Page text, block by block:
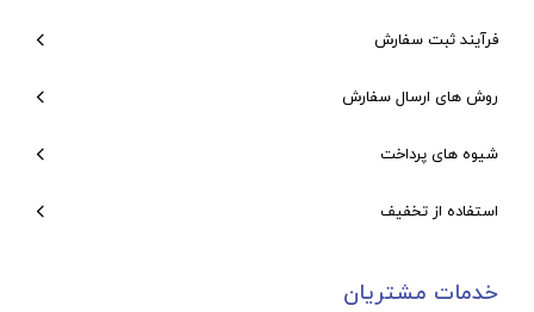
فرآیند ثبت سفارش
روش های ارسال سفارش
شیوه های پرداخت
استفاده از تخفیف
خدمات مشتریان